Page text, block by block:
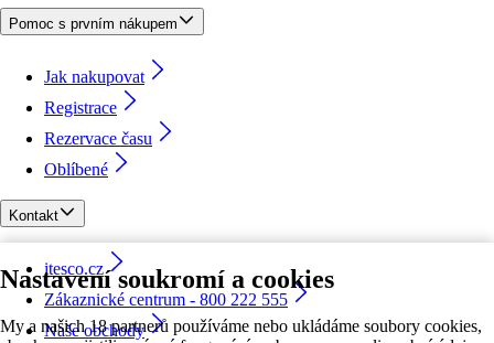
Nastavení soukromí a cookies
My a našich 18 partnerů používáme nebo ukládáme soubory cookies,
Pomoc s prvním nákupem
Jak nakupovat
Registrace
Rezervace času
Oblíbené
Kontakt
itesco.cz
Zákaznické centrum - 800 222 555
Naše obchody